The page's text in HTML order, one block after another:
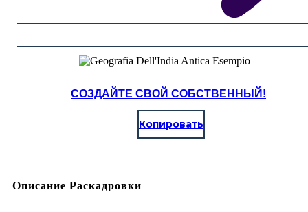
СОЗДАЙТЕ СВОЙ СОБСТВЕННЫЙ!
Копировать
Описание Раскадровки